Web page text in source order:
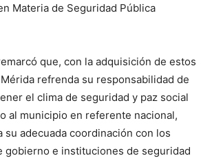
Materia de Seguridad Pública
que, con la adquisición de estos
refrenda su responsabilidad de
el clima de seguridad y paz social
al municipio en referente nacional,
su adecuada coordinación con los
gobierno e instituciones de seguridad